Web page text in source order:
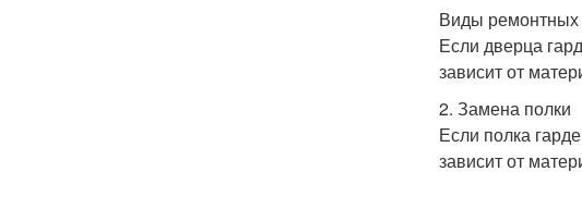
Виды
Если дверца
зависит от
2. Замена полки
Если полка
зависит от